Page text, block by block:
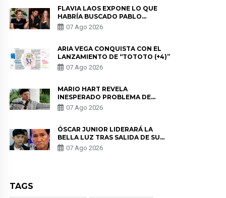
FLAVIA LAOS EXPONE LO QUE
HABRÍA BUSCADO PABLO
HEREDIA CON ALE FULLER: “UNA
DE LAS PARTES QUERÍA EL
07 Ago 2026
ARIA VEGA CONQUISTA CON EL
LANZAMIENTO DE “TOTOTO (+4)”
07 Ago 2026
MARIO HART REVELA
INESPERADO PROBLEMA DE
SALUD ANTES DE SEPARARSE DE
KORINA: “ME ENCONTRARON UN
07 Ago 2026
ÓSCAR JUNIOR LIDERARÁ LA
BELLA LUZ TRAS SALIDA DE SU
PADRE POR POLÉMICA CON
NALDY SALDAÑA
07 Ago 2026
TAGS